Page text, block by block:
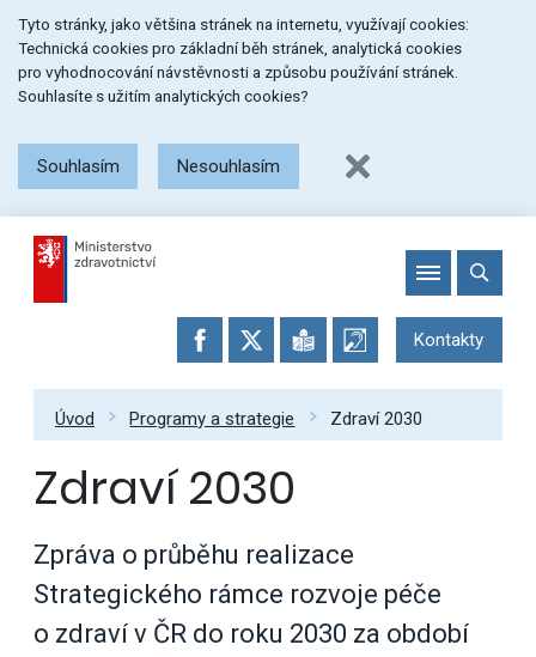
na
menu
na
obsah
na
patičku
stránky
Tyto stránky, jako většina stránek na internetu, využívají cookies:
Technická cookies pro základní běh stránek, analytická cookies
pro vyhodnocování návstěvnosti a způsobu používání stránek.
Souhlasíte s užitím analytických cookies?
Souhlasím Nesouhlasím
Kontakty
Úvod Programy a strategie Zdraví 2030
Zdraví 2030
Zpráva o průběhu realizace
Strategického rámce rozvoje péče
o zdraví v ČR do roku 2030 za období